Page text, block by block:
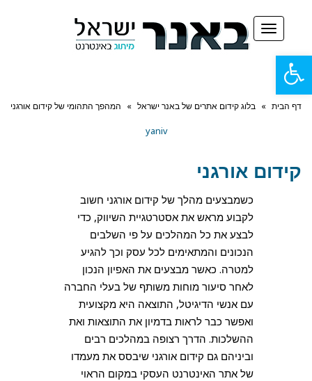
פתח
סרגל
נגישות
תפריט
דף הבית » בלוג קידום אתרים של באנר ישראל » המהפך התהומי של קידום אורגני
yaniv
קידום אורגני
כשמבצעים מהלך של קידום אורגני חשוב
לקבוע מראש את אסטרטגיית השיווק, כדי
לבצע את כל המהלכים על פי השלבים
הנכונים והמתאימים לכל עסק וכך להגיע
למטרה. כאשר מבצעים את האפיון הנכון
לאחר סיעור מוחות משותף של בעלי החברה
עם אנשי הדיגיטל, התוצאה היא מקצועית
ואפשר כבר לראות בדמיון את התוצאות ואת
ההשלכות. הדרך רצופה במהלכים רבים
וביניהם גם קידום אורגני שיבסס את מעמדו
של אתר האינטרנט העסקי במקום הראוי